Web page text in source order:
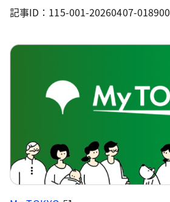
記事ID：115-001-20260407-018900